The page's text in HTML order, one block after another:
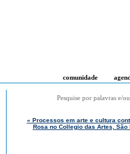
comunidade
Pesquise por palavras e/
« Processos em arte e cultura
Rosa no Collegio das Artes, São